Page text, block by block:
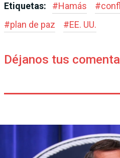
Etiquetas: #Hamás #
#plan de paz #EE. UU.
Déjanos tus